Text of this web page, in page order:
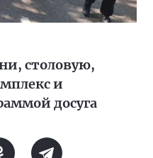
столовую,
и
досуга